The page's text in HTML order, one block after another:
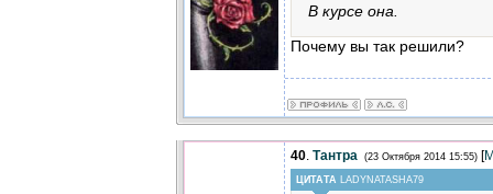
В курсе она.
Почему вы так решили?
40. Тантра (23 Октября 2014 15:55) [
ЦИТАТА LADYNATASHA79